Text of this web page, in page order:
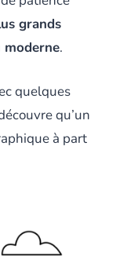
grands
moderne.
quelques
qu’un
à part